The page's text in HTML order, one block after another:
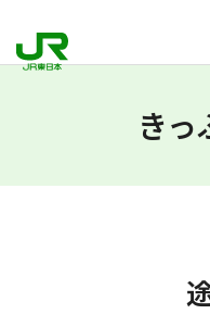
きっ